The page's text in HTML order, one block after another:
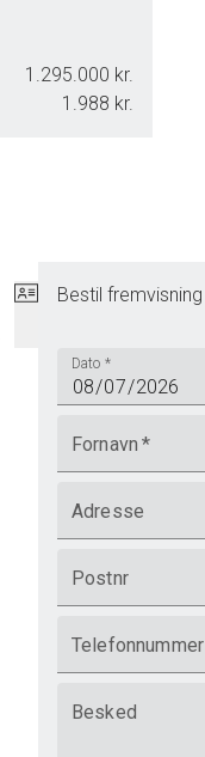
1.295.000 kr.
1.988 kr.
Bestil fremvisning
Dato *
Fornavn *
Adresse
Postnr
Telefonnummer
Besked